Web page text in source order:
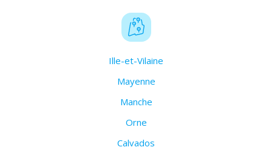
Ille-et-Vilaine
Mayenne
Manche
Orne
Calvados